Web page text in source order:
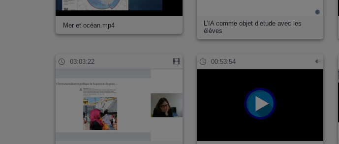
Mer et océan.mp4
L’IA comme objet d’étude avec les
élèves
03:03:22 00:53:54